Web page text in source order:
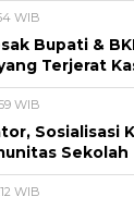
WIB
Bupati &
Terjerat
WIB
Sosialisasi
Sekolah
WIB